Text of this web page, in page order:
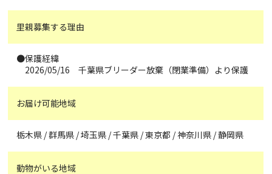
里親募集する理由
●保護経緯
2026/05/16 千葉県ブリーダー放棄（閉業準備）より保護
お届け可能地域
栃木県 / 群馬県 / 埼玉県 / 千葉県 / 東京都 / 神奈川県 / 静岡県
動物がいる地域